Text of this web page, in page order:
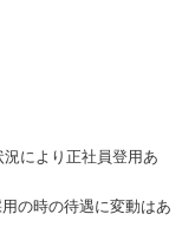
により正社員登用あ
の時の待遇に変動はあ